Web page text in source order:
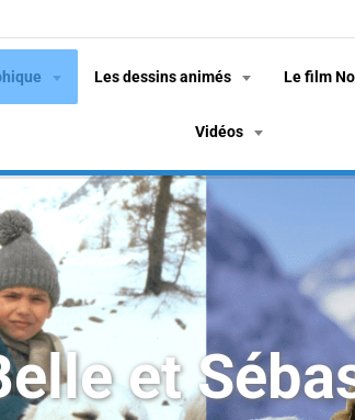
Les dessins animés Le film
Vidéos
et